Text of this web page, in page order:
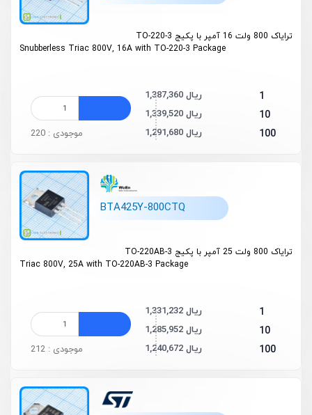
ترایاک 800 ولت 16 آمپر با پکیج TO-220-3
Snubberless Triac 800V, 16A with TO-220-3 Package
1 1,387,360 ریال
10 1,339,520 ریال
100 1,291,680 ریال موجودی : 220
BTA425Y-800CTQ
ترایاک 800 ولت 25 آمپر با پکیج TO-220AB-3
Triac 800V, 25A with TO-220AB-3 Package
1 1,331,232 ریال
10 1,285,952 ریال
100 1,240,672 ریال موجودی : 212